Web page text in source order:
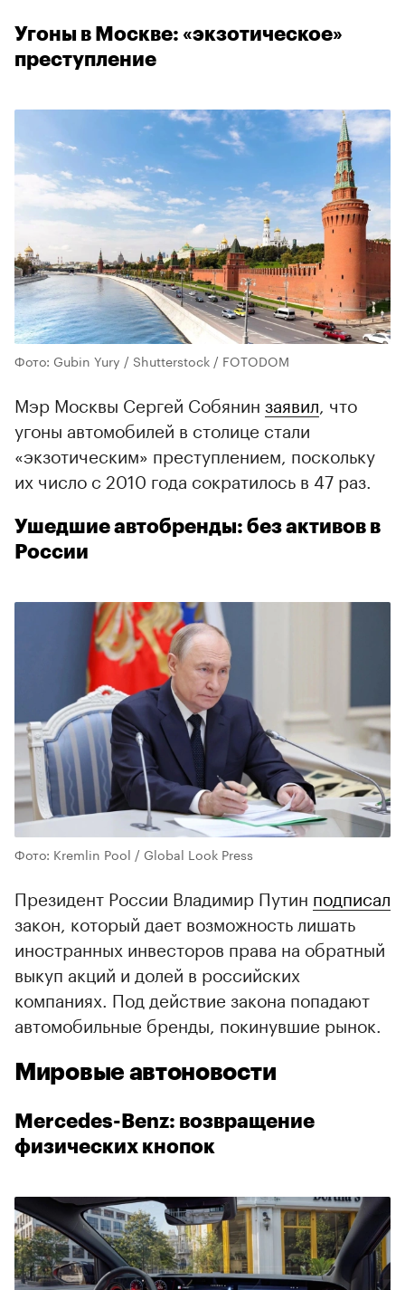
Угоны в Москве: «экзотическое»
преступление
Фото: Gubin Yury / Shutterstock / FOTODOM
Мэр Москвы Сергей Собянин заявил, что
угоны автомобилей в столице стали
«экзотическим» преступлением, поскольку
их число с 2010 года сократилось в 47 раз.
Ушедшие автобренды: без активов в
России
Фото: Kremlin Pool / Global Look Press
Президент России Владимир Путин подписал
закон, который дает возможность лишать
иностранных инвесторов права на обратный
выкуп акций и долей в российских
компаниях. Под действие закона попадают
автомобильные бренды, покинувшие рынок.
Мировые автоновости
Mercedes-Benz: возвращение
физических кнопок